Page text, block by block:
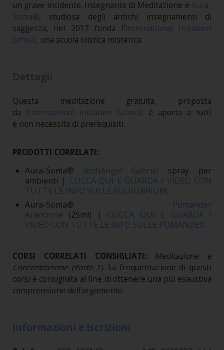
un grave incidente. Insegnante di Meditazione e Aura-
Soma®, studiosa degli antichi insegnamenti di
saggezza, nel 2017 fonda l’International Initiation
School, una scuola olistica misterica.
Dettagli
Questa meditazione gratuita, proposta
da International Initiation School, è aperta a tutti
e non necessita di prerequisiti.
PRODOTTI CORRELATI:
Aura-Soma® ArchAngel Gabriel spray per
ambienti | CLICCA QUI E GUARDA I VIDEO CON
TUTTE LE INFO SULLE EQUILIBRIUM;
Aura-Soma® Pomander
Arancione (25ml) | CLICCA QUI E GUARDA I
VIDEO CON TUTTE LE INFO SULLE POMANDER.
CORSI CORRELATI CONSIGLIATI: Meditazione e
Concentrazione (Parte 1). La frequentazione di questi
corsi è consigliata al fine di ottenere una più esaustiva
comprensione dell'argomento.
Informazioni e Iscrizioni